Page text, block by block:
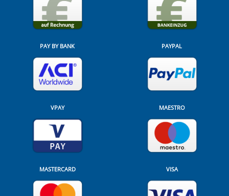
PAY BY BANK PAYPAL
VPAY MAESTRO
MASTERCARD VISA